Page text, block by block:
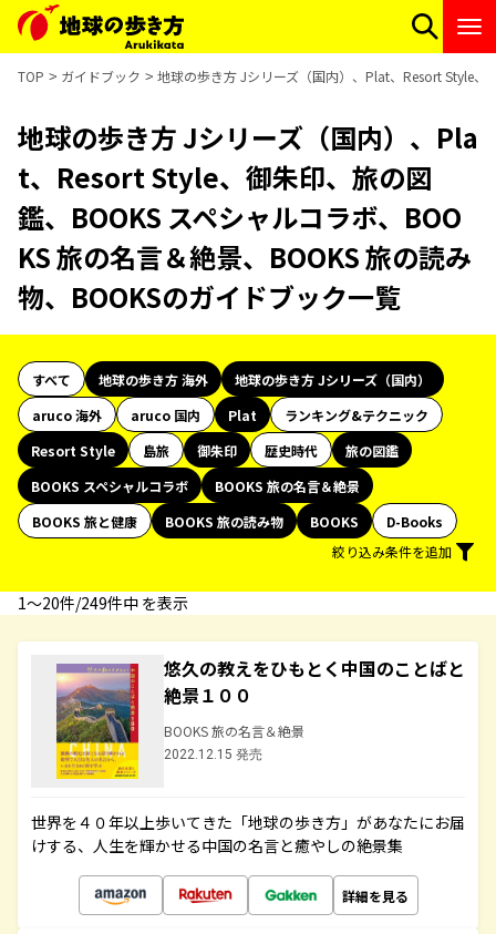
TOP ガイドブック 地球の歩き方 Jシリーズ（国内）、Plat、Resort Style、
地球の歩き方 Jシリーズ（国内）、Pla
t、Resort Style、御朱印、旅の図
鑑、BOOKS スペシャルコラボ、BOO
KS 旅の名言＆絶景、BOOKS 旅の読み
物、BOOKSのガイドブック一覧
すべて 地球の歩き方 海外
地球の歩き方 Jシリーズ（国内）
aruco 海外
aruco 国内 Plat
ランキング&テクニック
Resort Style
島旅 御朱印 歴史時代
旅の図鑑
BOOKS スペシャルコラボ
BOOKS 旅の名言＆絶景
BOOKS 旅と健康
BOOKS 旅の読み物 BOOKS
D-Books
絞り込み条件を追加
1〜20件/249件中 を表示
悠久の教えをひもとく中国のことばと
絶景１００
BOOKS 旅の名言＆絶景
2022.12.15 発売
世界を４０年以上歩いてきた「地球の歩き方」があなたにお届
けする、人生を輝かせる中国の名言と癒やしの絶景集
詳細を見る